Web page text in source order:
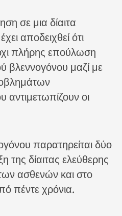
σε μια δίαιτα
αποδειχθεί ότι
πλήρης επούλωση
βλεννογόνου μαζί με
οι
παρατηρείται δύο
της δίαιτας ελεύθερης
ασθενών και στο
πέντε χρόνια.